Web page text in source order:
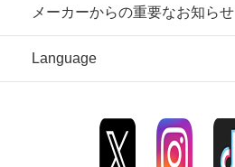
メーカーからの重要なお知らせ
Language